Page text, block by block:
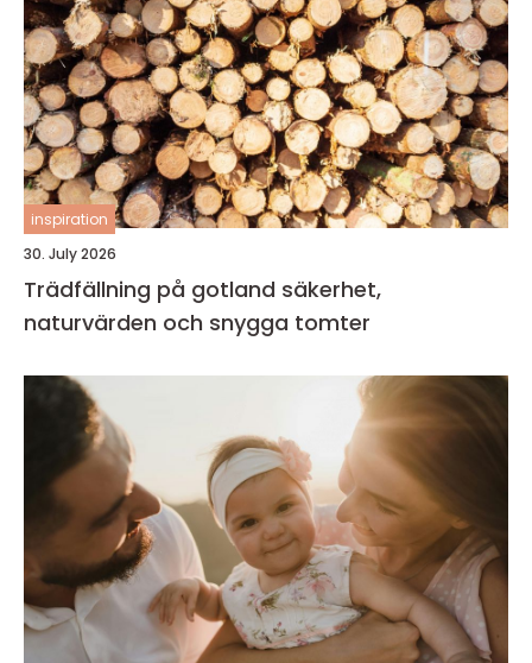
inspiration
30. July 2026
Trädfällning på gotland säkerhet,
naturvärden och snygga tomter